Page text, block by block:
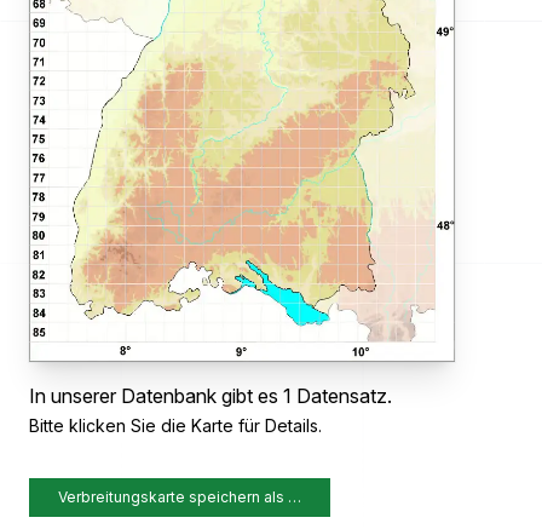
In unserer Datenbank gibt es 1 Datensatz.
Bitte klicken Sie die Karte für Details.
Verbreitungskarte speichern als …